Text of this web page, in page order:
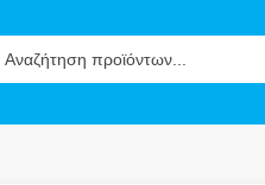
for: